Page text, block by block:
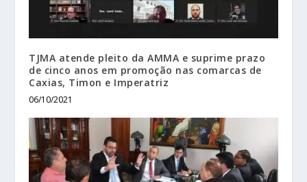
TJMA atende pleito da AMMA e suprime prazo
de cinco anos em promoção nas comarcas de
Caxias, Timon e Imperatriz
06/10/2021